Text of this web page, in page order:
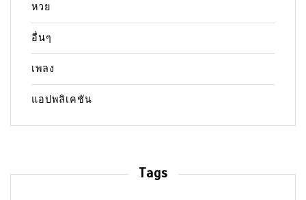
หวย
อื่นๆ
เพลง
แอปพลิเคชัน
Tags